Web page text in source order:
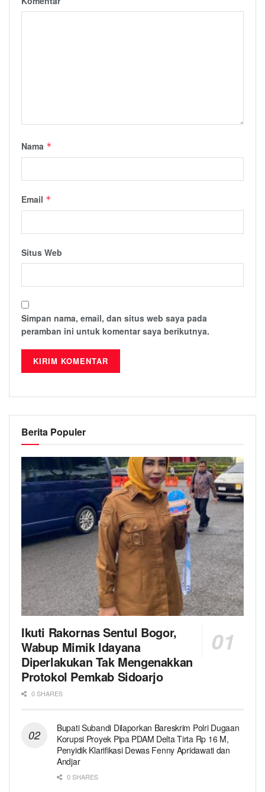
Nama *
Email *
Situs Web
Simpan nama, email, dan situs web saya pada
peramban ini untuk komentar saya berikutnya.
Berita Populer
Ikuti Rakornas Sentul Bogor,
Wabup Mimik Idayana
Diperlakukan Tak Mengenakkan
Protokol Pemkab Sidoarjo
0 SHARES
Bupati Subandi Dilaporkan Bareskrim Polri Dugaan
Korupsi Proyek Pipa PDAM Delta Tirta Rp 16 M,
Penyidik Klarifikasi Dewas Fenny Apridawati dan
Andjar
0 SHARES